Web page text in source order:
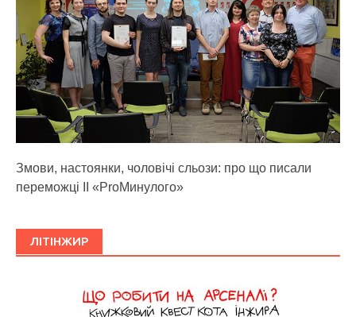
Змови, настоянки, чоловічі сльози: про що писали
переможці ІІ «ProМинулого»
ЛІТІНЖИР